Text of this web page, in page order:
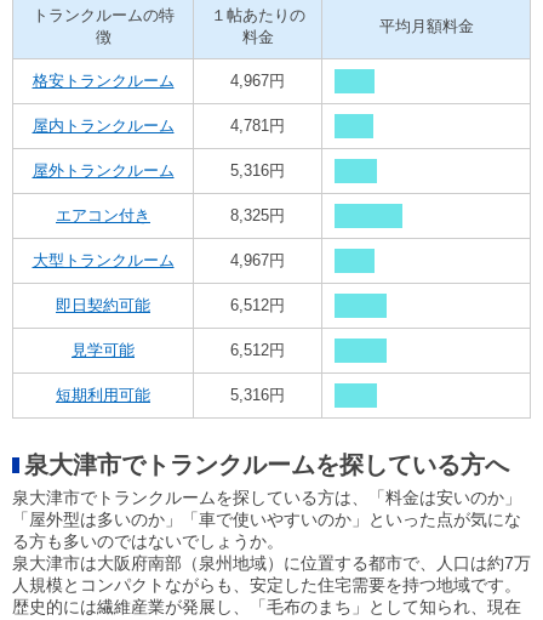
トランクルームの特
徴
１帖あたりの
料金
平均月額料金
格安トランクルーム 4,967円
屋内トランクルーム 4,781円
屋外トランクルーム 5,316円
エアコン付き 8,325円
大型トランクルーム 4,967円
即日契約可能 6,512円
見学可能 6,512円
短期利用可能 5,316円
泉大津市でトランクルームを探している方へ
泉大津市でトランクルームを探している方は、「料金は安いのか」
「屋外型は多いのか」「車で使いやすいのか」といった点が気にな
る方も多いのではないでしょうか。
泉大津市は大阪府南部（泉州地域）に位置する都市で、人口は約7万
人規模とコンパクトながらも、安定した住宅需要を持つ地域です。
歴史的には繊維産業が発展し、「毛布のまち」として知られ、現在